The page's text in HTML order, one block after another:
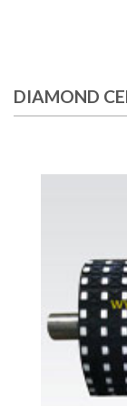
DIAMOND